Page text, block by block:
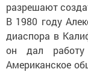
разрешают
В 1980 году
диаспора в
он дал
Американское